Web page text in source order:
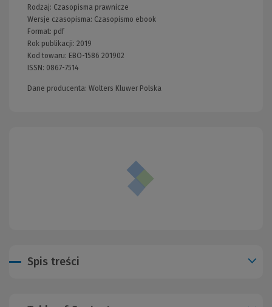
Rodzaj: Czasopisma prawnicze
Wersje czasopisma: Czasopismo ebook
Format: pdf
Rok publikacji: 2019
Kod towaru: EBO-1586 201902
ISSN: 0867-7514
Dane producenta: Wolters Kluwer Polska
Spis treści